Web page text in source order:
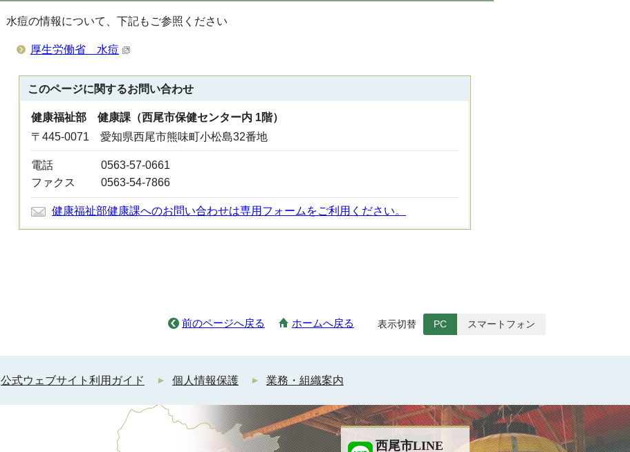
水痘の情報について、下記もご参照ください
厚生労働省 水痘
このページに関するお問い合わせ
健康福祉部 健康課（西尾市保健センター内 1階）
〒445-0071 愛知県西尾市熊味町小松島32番地
電話
0563-57-0661
ファクス
0563-54-7866
健康福祉部健康課へのお問い合わせは専用フォームをご利用ください。
前のページへ戻る ホームへ戻る 表示切替 PC スマートフォン
公式ウェブサイト利用ガイド 個人情報保護 業務・組織案内
西尾市LINE